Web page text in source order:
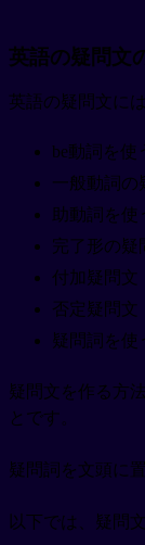
英語の疑問文
英語の疑問文に
be動詞を使
一般動詞の
助動詞を使
完了形の疑
付加疑問文
否定疑問文
疑問詞を使
疑問文を作る方法
とです。
疑問詞を文頭に
以下では、疑問